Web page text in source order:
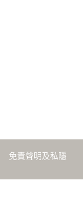
免責聲明及私隱